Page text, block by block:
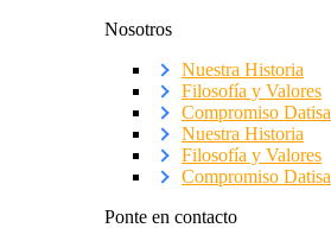
Nosotros
Nuestra Historia
Filosofía y Valores
Compromiso Datisa
Nuestra Historia
Filosofía y Valores
Compromiso Datisa
Ponte en contacto